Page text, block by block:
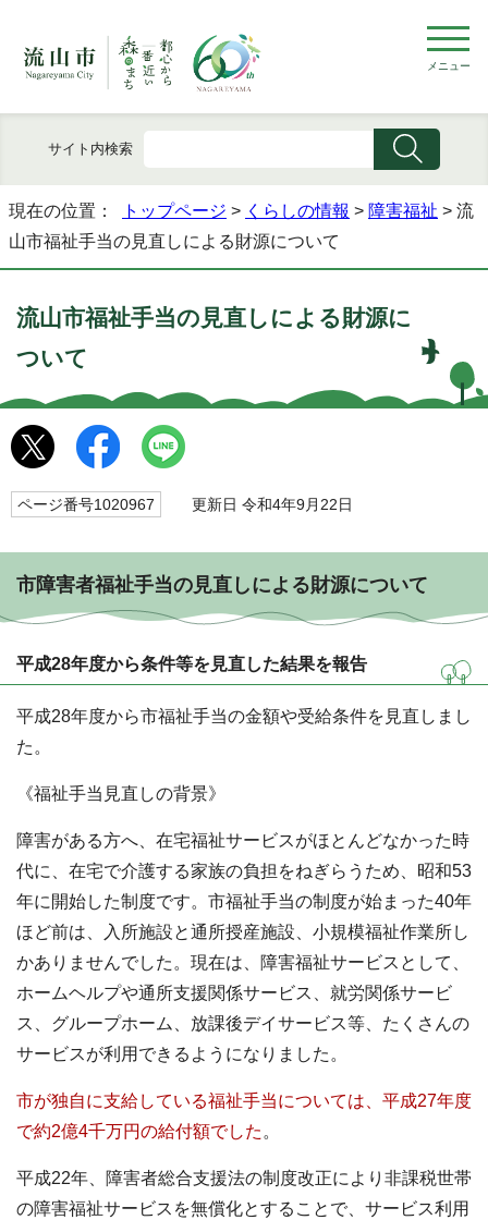
メニュー
サイト内検索
現在の位置： トップページ > くらしの情報 > 障害福祉 > 流
山市福祉手当の見直しによる財源について
流山市福祉手当の見直しによる財源に
ついて
ページ番号1020967 更新日 令和4年9月22日
市障害者福祉手当の見直しによる財源について
平成28年度から条件等を見直した結果を報告
平成28年度から市福祉手当の金額や受給条件を見直しまし
た。
《福祉手当見直しの背景》
障害がある方へ、在宅福祉サービスがほとんどなかった時
代に、在宅で介護する家族の負担をねぎらうため、昭和53
年に開始した制度です。市福祉手当の制度が始まった40年
ほど前は、入所施設と通所授産施設、小規模福祉作業所し
かありませんでした。現在は、障害福祉サービスとして、
ホームヘルプや通所支援関係サービス、就労関係サービ
ス、グループホーム、放課後デイサービス等、たくさんの
サービスが利用できるようになりました。
市が独自に支給している福祉手当については、平成27年度
で約2億4千万円の給付額でした。
平成22年、障害者総合支援法の制度改正により非課税世帯
の障害福祉サービスを無償化とすることで、サービス利用